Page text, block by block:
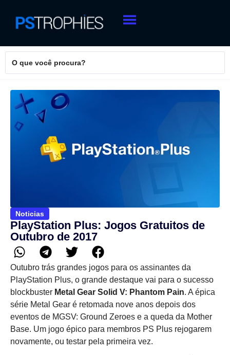
Noticias
PlayStation Plus: Jogos Gratuitos de
Outubro de 2017
Outubro trás grandes jogos para os assinantes da
PlayStation Plus, o grande destaque vai para o sucesso
blockbuster Metal Gear Solid V: Phantom Pain. A épica
série Metal Gear é retomada nove anos depois dos
eventos de MGSV: Ground Zeroes e a queda da Mother
Base. Um jogo épico para membros PS Plus rejogarem
novamente, ou testar pela primeira vez.